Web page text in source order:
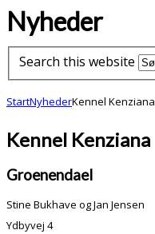
Nyheder
Search this website
StartNyhederKennel Kenziana
Kennel Kenziana
Groenendael
Stine Bukhave og Jan Jensen
Ydbyvej 4